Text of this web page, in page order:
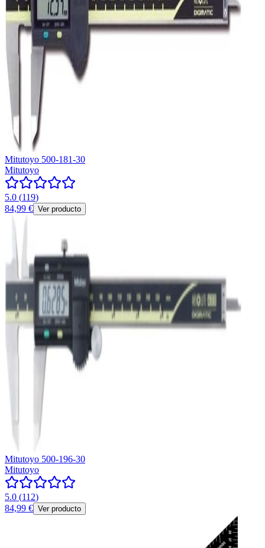
Mitutoyo 500-181-30
Mitutoyo
5.0 (119)
84,99 € Ver producto
Mitutoyo 500-196-30
Mitutoyo
5.0 (112)
84,99 € Ver producto